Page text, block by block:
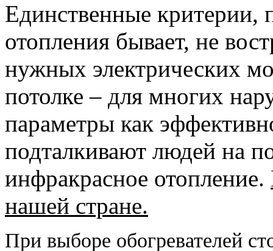
Единственные критерии,
отопления бывает, не
нужных электрических
потолке – для многих
параметры как
подталкивают людей на
инфракрасное отопление.
нашей стране.
При выборе обогревателей